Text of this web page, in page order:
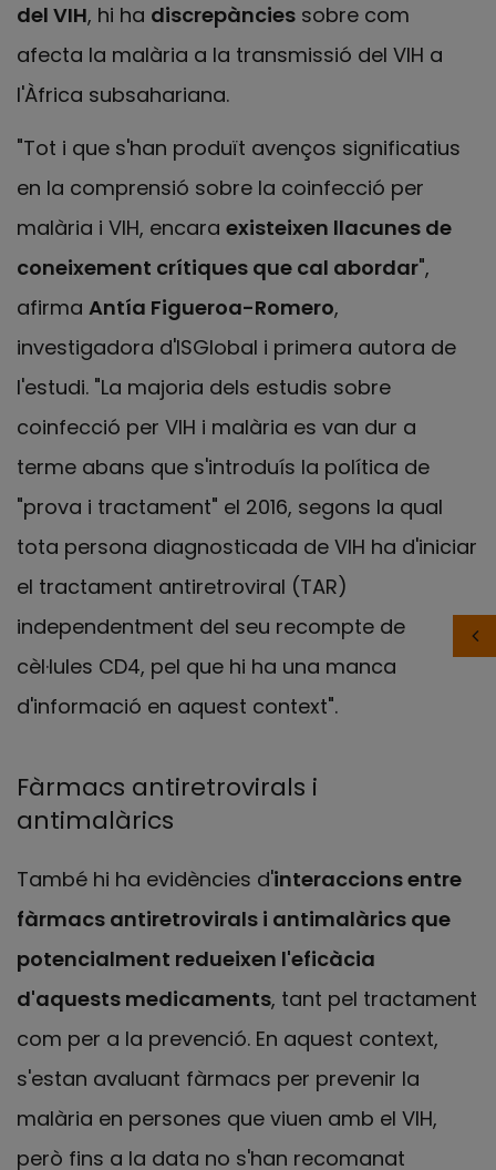
del VIH, hi ha discrepàncies sobre com
afecta la malària a la transmissió del VIH a
l'Àfrica subsahariana.
"Tot i que s'han produït avenços significatius
en la comprensió sobre la coinfecció per
malària i VIH, encara existeixen llacunes de
coneixement crítiques que cal abordar",
afirma Antía Figueroa-Romero,
investigadora d'ISGlobal i primera autora de
l'estudi. "La majoria dels estudis sobre
coinfecció per VIH i malària es van dur a
terme abans que s'introduís la política de
"prova i tractament" el 2016, segons la qual
tota persona diagnosticada de VIH ha d'iniciar
el tractament antiretroviral (TAR)
independentment del seu recompte de
cèl·lules CD4, pel que hi ha una manca
d'informació en aquest context".
Fàrmacs antiretrovirals i
antimalàrics
També hi ha evidències d'interaccions entre
fàrmacs antiretrovirals i antimalàrics que
potencialment redueixen l'eficàcia
d'aquests medicaments, tant pel tractament
com per a la prevenció. En aquest context,
s'estan avaluant fàrmacs per prevenir la
malària en persones que viuen amb el VIH,
però fins a la data no s'han recomanat